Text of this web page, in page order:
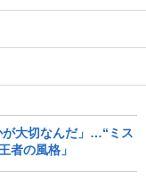
が大切なんだ」…“ミス
者の風格」